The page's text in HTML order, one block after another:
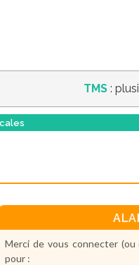
TMS :
Merci de vous connecter
pour :